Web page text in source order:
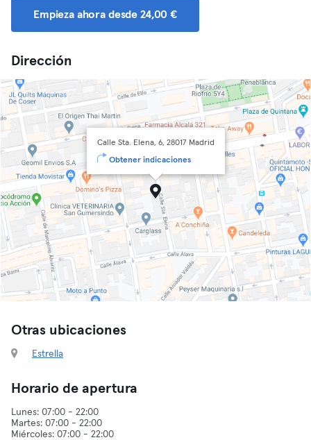
Empieza ahora desde 24,00 €
Dirección
Calle Sta. Elena, 6, 28017 Madrid
Obtener indicaciones
Otras ubicaciones
Estrella
Horario de apertura
Lunes: 07:00 - 22:00
Martes: 07:00 - 22:00
Miércoles: 07:00 - 22:00